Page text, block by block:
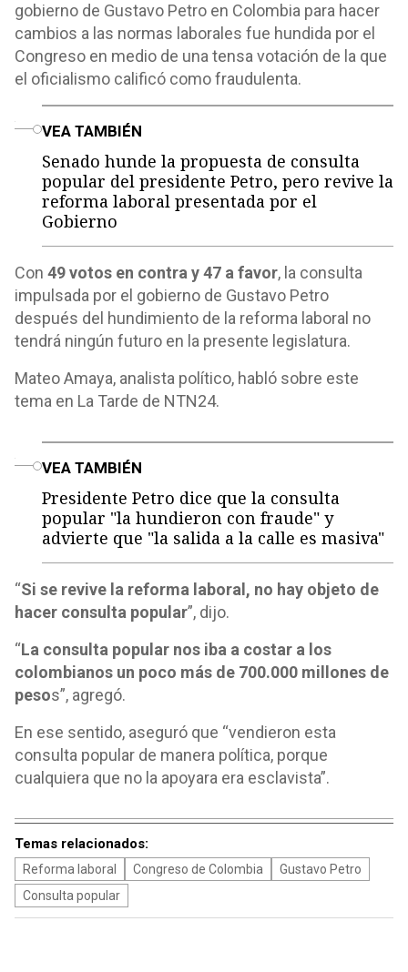
gobierno de Gustavo Petro en Colombia para hacer
cambios a las normas laborales fue hundida por el
Congreso en medio de una tensa votación de la que
el oficialismo calificó como fraudulenta.
VEA TAMBIÉN
Senado hunde la propuesta de consulta
popular del presidente Petro, pero revive la
reforma laboral presentada por el
Gobierno
Con 49 votos en contra y 47 a favor, la consulta
impulsada por el gobierno de Gustavo Petro
después del hundimiento de la reforma laboral no
tendrá ningún futuro en la presente legislatura.
Mateo Amaya, analista político, habló sobre este
tema en La Tarde de NTN24.
VEA TAMBIÉN
Presidente Petro dice que la consulta
popular "la hundieron con fraude" y
advierte que "la salida a la calle es masiva"
“Si se revive la reforma laboral, no hay objeto de
hacer consulta popular”, dijo.
“La consulta popular nos iba a costar a los
colombianos un poco más de 700.000 millones de
pesos”, agregó.
En ese sentido, aseguró que “vendieron esta
consulta popular de manera política, porque
cualquiera que no la apoyara era esclavista”.
Temas relacionados:
Reforma laboral Congreso de Colombia
Gustavo Petro
Consulta popular